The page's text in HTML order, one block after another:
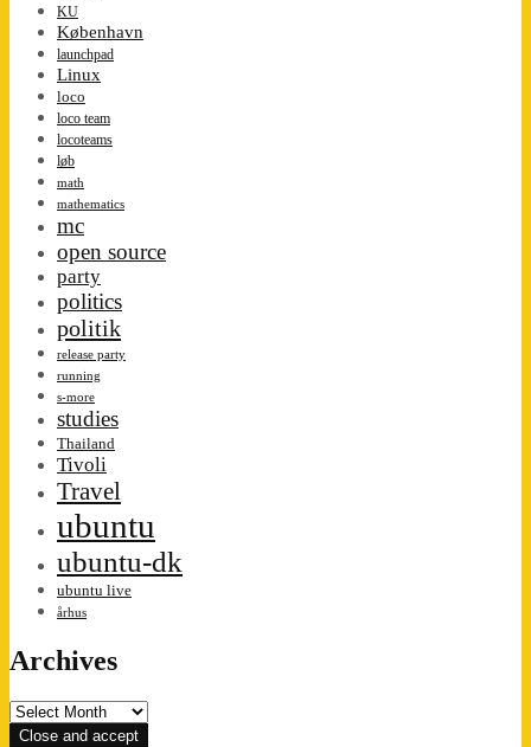
KU
København
launchpad
Linux
loco
loco team
locoteams
løb
math
mathematics
mc
open source
party
politics
politik
release party
running
s-more
studies
Thailand
Tivoli
Travel
ubuntu
ubuntu-dk
ubuntu live
århus
Archives
Archives